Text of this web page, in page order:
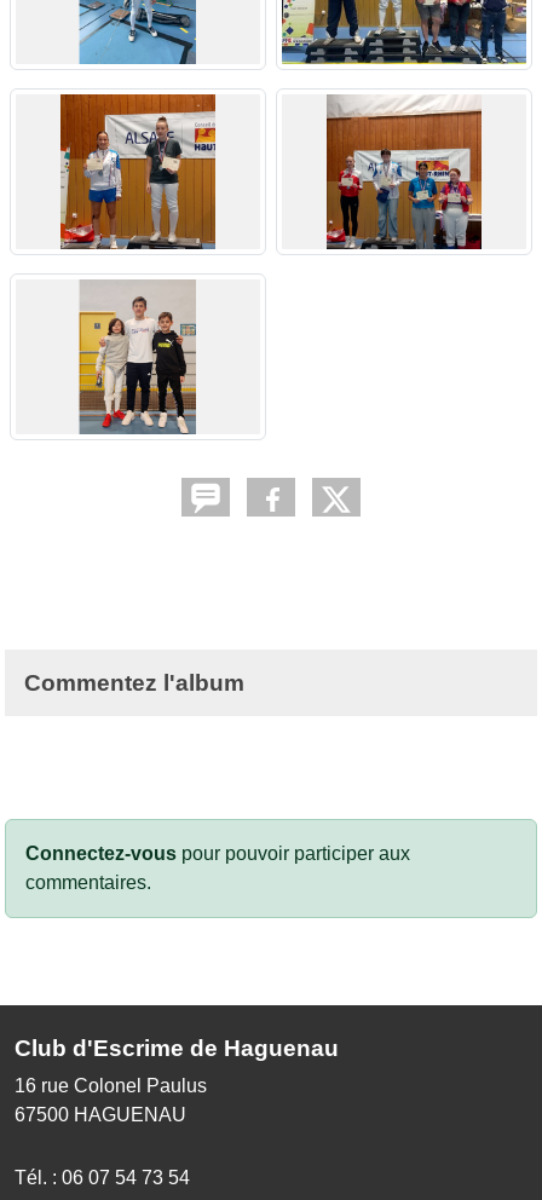
Commentez l'album
Connectez-vous pour pouvoir participer aux
commentaires.
Club d'Escrime de Haguenau
16 rue Colonel Paulus
67500 HAGUENAU
Tél. : 06 07 54 73 54